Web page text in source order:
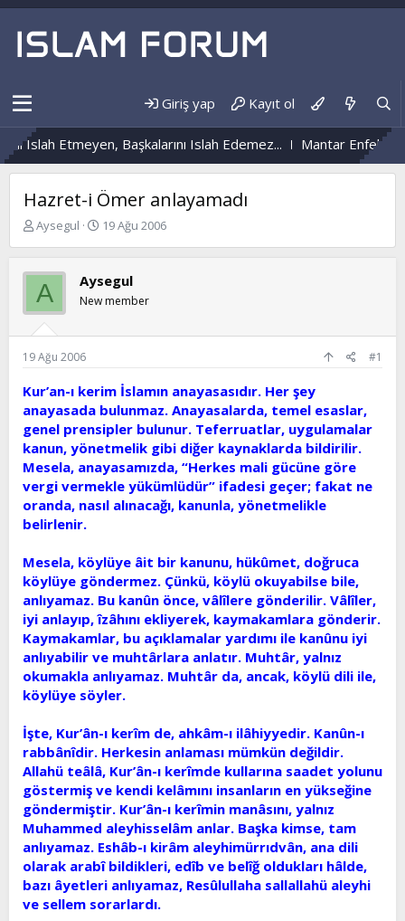
Giriş yap Kayıt ol
Islah Etmeyen, Başkalarını Islah Edemez... Mantar
Hazret-i Ömer anlayamadı
K
b
u
y
u
b
a
l
t
a
n
Aysegul
B
a
n
ı
a
r
i
h
i
19 Ağu 2006
A Aysegul
New member
19 Ağu 2006 #1
Kur’an-ı kerim İslamın anayasasıdır. Her şey
anayasada bulunmaz. Anayasalarda, temel esaslar,
genel prensipler bulunur. Teferruatlar, uygulamalar
kanun, yönetmelik gibi diğer kaynaklarda bildirilir.
Mesela, anayasamızda, “Herkes mali gücüne göre
vergi vermekle yükümlüdür” ifadesi geçer; fakat ne
oranda, nasıl alınacağı, kanunla, yönetmelikle
belirlenir.
Mesela, köylüye âit bir kanunu, hükûmet, doğruca
köylüye göndermez. Çünkü, köylü okuyabilse bile,
anlıyamaz. Bu kanûn önce, vâlîlere gönderilir. Vâlîler,
iyi anlayıp, îzâhını ekliyerek, kaymakamlara gönderir.
Kaymakamlar, bu açıklamalar yardımı ile kanûnu iyi
anlıyabilir ve muhtârlara anlatır. Muhtâr, yalnız
okumakla anlıyamaz. Muhtâr da, ancak, köylü dili ile,
köylüye söyler.
İşte, Kur’ân-ı kerîm de, ahkâm-ı ilâhiyyedir. Kanûn-ı
rabbânîdir. Herkesin anlaması mümkün değildir.
Allahü teâlâ, Kur’ân-ı kerîmde kullarına saadet yolunu
göstermiş ve kendi kelâmını insanların en yükseğine
göndermiştir. Kur’ân-ı kerîmin manâsını, yalnız
Muhammed aleyhisselâm anlar. Başka kimse, tam
anlıyamaz. Eshâb-ı kirâm aleyhimürrıdvân, ana dili
olarak arabî bildikleri, edîb ve belîğ oldukları hâlde,
bazı âyetleri anlıyamaz, Resûlullaha sallallahü aleyhi
ve sellem sorarlardı.